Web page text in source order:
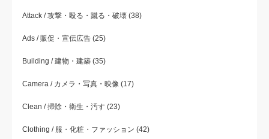
Attack / 攻撃・殴る・蹴る・破壊 (38)
Ads / 販促・宣伝広告 (25)
Building / 建物・建築 (35)
Camera / カメラ・写真・映像 (17)
Clean / 掃除・衛生・汚す (23)
Clothing / 服・化粧・ファッション (42)